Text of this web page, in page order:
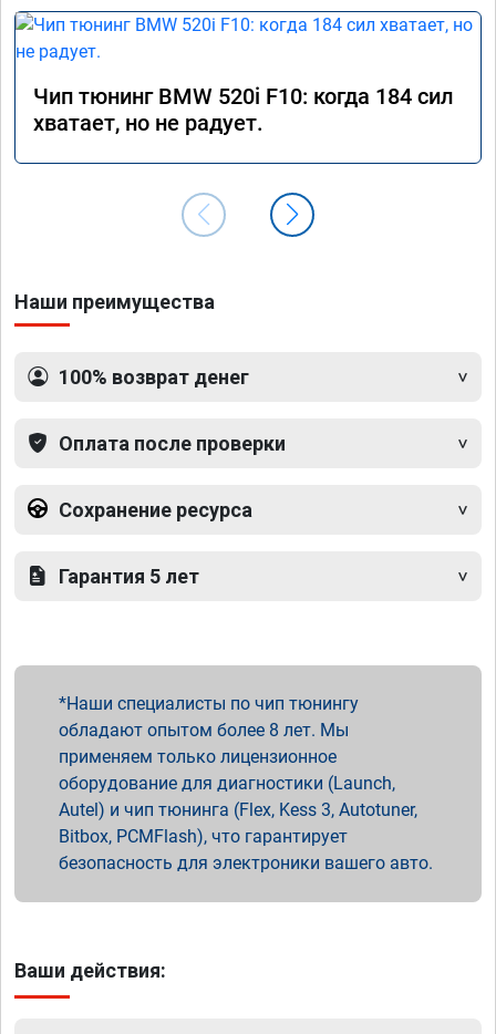
Чип тюнинг BMW 520i F10: когда 184 сил
хватает, но не радует.
Наши преимущества
100% возврат денег
Оплата после проверки
Сохранение ресурса
Гарантия 5 лет
Наши специалисты по чип тюнингу
обладают опытом более 8 лет. Мы
применяем только лицензионное
оборудование для диагностики (Launch,
Autel) и чип тюнинга (Flex, Kess 3, Autotuner,
Bitbox, PCMFlash), что гарантирует
безопасность для электроники вашего авто.
Ваши действия: